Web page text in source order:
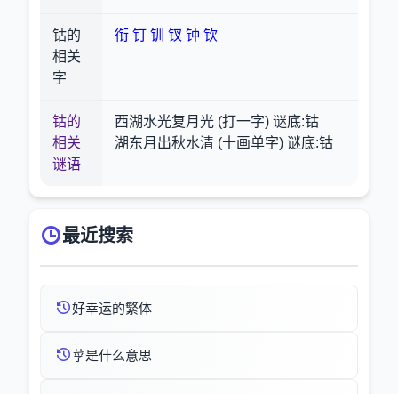
钴的
相关
字
衔 钉 钏 钗 钟 钦
钴的
相关
谜语
西湖水光复月光 (打一字) 谜底:钴
湖东月出秋水清 (十画单字) 谜底:钴
最近搜索
好幸运的繁体
莩是什么意思